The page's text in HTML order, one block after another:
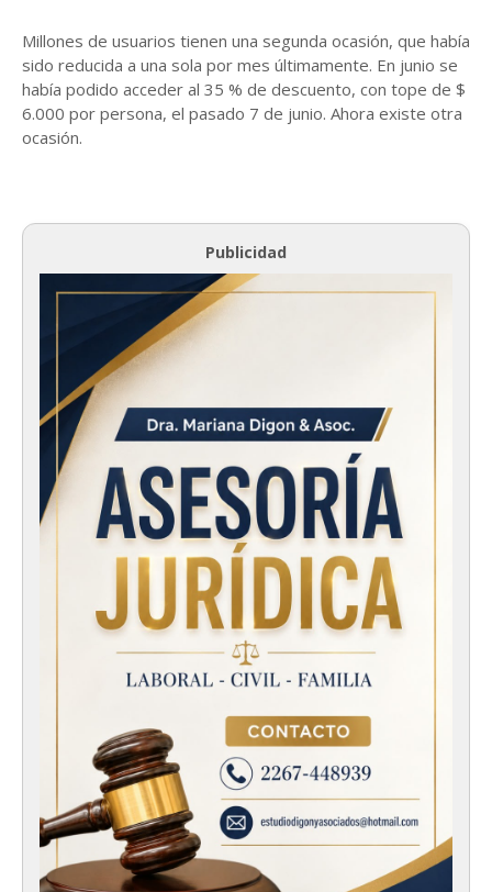
Millones de usuarios tienen una segunda ocasión, que había
sido reducida a una sola por mes últimamente. En junio se
había podido acceder al 35 % de descuento, con tope de $
6.000 por persona, el pasado 7 de junio. Ahora existe otra
ocasión.
Publicidad